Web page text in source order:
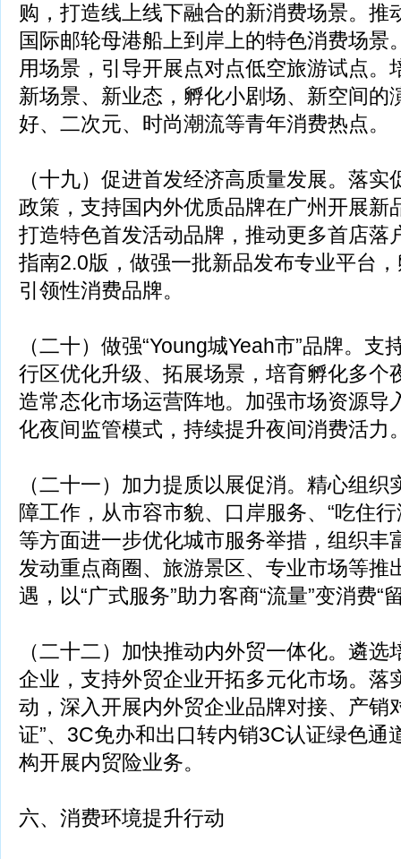
购，打造线上线下融合的新消费场景。推
国际邮轮母港船上到岸上的特色消费场景
用场景，引导开展点对点低空旅游试点。
新场景、新业态，孵化小剧场、新空间的
好、二次元、时尚潮流等青年消费热点。
（十九）促进首发经济高质量发展。落
政策，支持国内外优质品牌在广州开展新
打造特色首发活动品牌，推动更多首店落
指南2.0版，做强一批新品发布专业平台
引领性消费品牌。
（二十）做强“Young城Yeah市”品牌。
行区优化升级、拓展场景，培育孵化多个
造常态化市场运营阵地。加强市场资源导
化夜间监管模式，持续提升夜间消费活力
（二十一）加力提质以展促消。精心组
障工作，从市容市貌、口岸服务、“吃住
等方面进一步优化城市服务举措，组织丰
发动重点商圈、旅游景区、专业市场等推
遇，以“广式服务”助力客商“流量”变消费“
（二十二）加快推动内外贸一体化。遴
企业，支持外贸企业开拓多元化市场。落
动，深入开展内外贸企业品牌对接、产销
证”、3C免办和出口转内销3C认证绿色通
构开展内贸险业务。
六、消费环境提升行动